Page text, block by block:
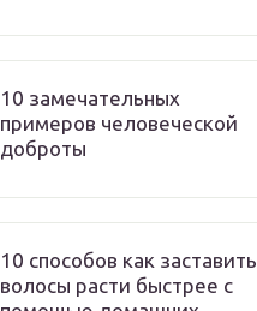
10 замечательных
примеров человеческой
доброты
10 способов как заставить
волосы расти быстрее с